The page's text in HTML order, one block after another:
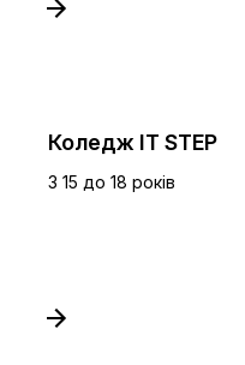
Коледж IT STEP
З 15 до 18 років